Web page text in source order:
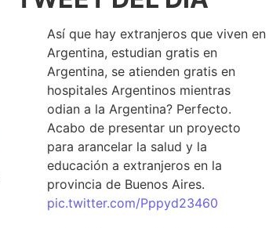
Así que hay extranjeros que viven en
Argentina, estudian gratis en
Argentina, se atienden gratis en
hospitales Argentinos mientras
odian a la Argentina? Perfecto.
Acabo de presentar un proyecto
para arancelar la salud y la
educación a extranjeros en la
provincia de Buenos Aires.
pic.twitter.com/Pppyd23460